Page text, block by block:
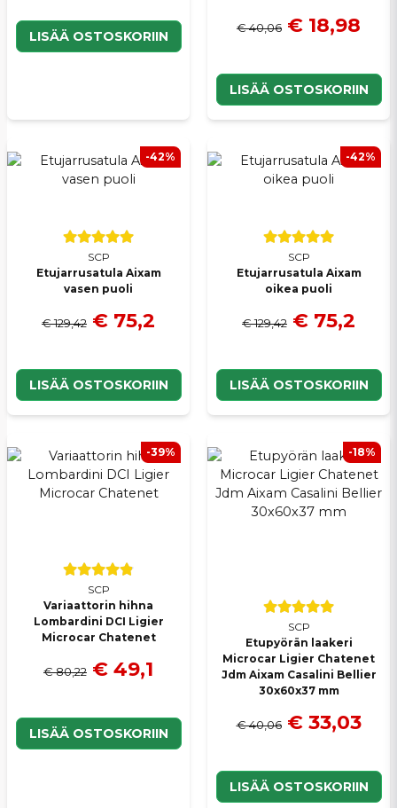
LISÄÄ OSTOSKORIIN
€ 40,06 € 18,98
LISÄÄ OSTOSKORIIN
SCP
Etujarrusatula Aixam
vasen puoli
€ 129,42 € 75,2
LISÄÄ OSTOSKORIIN
-42%
SCP
Etujarrusatula Aixam
oikea puoli
€ 129,42 € 75,2
LISÄÄ OSTOSKORIIN
-42%
SCP
Variaattorin hihna
Lombardini DCI Ligier
Microcar Chatenet
€ 80,22 € 49,1
LISÄÄ OSTOSKORIIN
-39%
SCP
Etupyörän laakeri
Microcar Ligier Chatenet
Jdm Aixam Casalini Bellier
30x60x37 mm
€ 40,06 € 33,03
LISÄÄ OSTOSKORIIN
-18%